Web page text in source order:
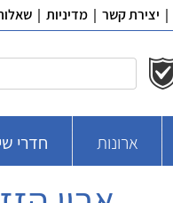
| יצירת קשר | מדיניות |
ארונות חדרי